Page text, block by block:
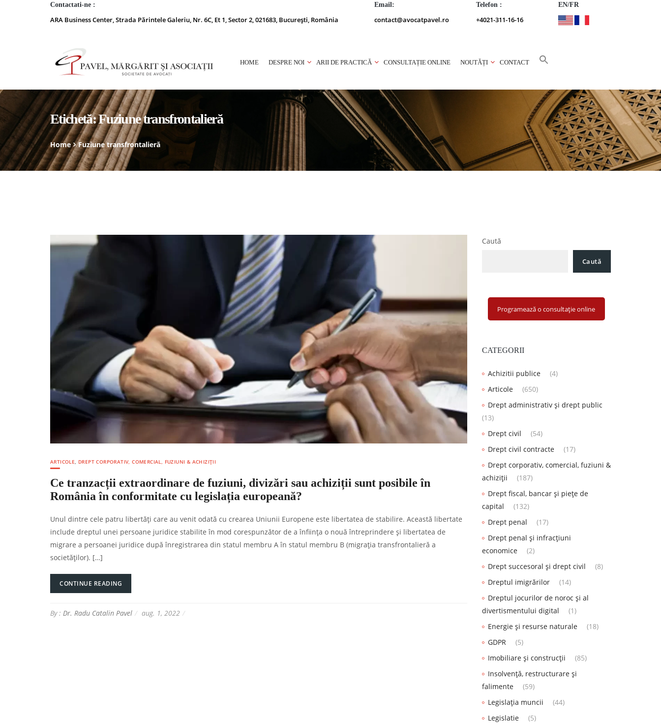
Contactati-ne :
ARA Business Center, Strada Părintele Galeriu, Nr. 6C, Et 1, Sector 2, 021683, București, România
Email:
contact@avocatpavel.ro
Telefon :
+4021-311-16-16
EN/FR
HOME DESPRE NOI ARII DE PRACTICĂ CONSULTAȚIE ONLINE NOUTĂȚI CONTACT
Etichetă:Fuziune transfrontalieră
Home Fuziune transfrontalieră
ARTICOLE DREPT CORPORATIV, COMERCIAL, FUZIUNI & ACHIZIȚII
Ce tranzacții extraordinare de fuziuni, divizări sau achiziții sunt posibile în
România în conformitate cu legislația europeană?
Unul dintre cele patru libertăți care au venit odată cu crearea Uniunii Europene este libertatea de stabilire. Această libertate
include dreptul unei persoane juridice stabilite în mod corespunzător de a înființa o nouă întreprindere și libertatea de
migrare a persoanei juridice după înregistrarea din statul membru A în statul membru B (migrația transfrontalieră a
societăților). […]
CONTINUE READING
By : Dr. Radu Catalin Pavel aug. 1, 2022
Caută
Caută
Programează o consultație online
CATEGORII
Achizitii publice
(4)
Articole
(650)
Drept administrativ și drept public
(13)
Drept civil
(54)
Drept civil contracte
(17)
Drept corporativ, comercial, fuziuni &
achiziții
(187)
Drept fiscal, bancar și piețe de
capital
(132)
Drept penal
(17)
Drept penal și infracțiuni
economice
(2)
Drept succesoral și drept civil
(8)
Dreptul imigrărilor
(14)
Dreptul jocurilor de noroc și al
divertismentului digital
(1)
Energie și resurse naturale
(18)
GDPR
(5)
Imobiliare și construcții
(85)
Insolvență, restructurare și
falimente
(59)
Legislația muncii
(44)
Legislatie
(5)